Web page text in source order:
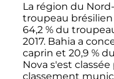
La région du
troupeau brésilien
64,2 % du
2017. Bahia a
caprin et 20,9 %
Nova s'est
classement